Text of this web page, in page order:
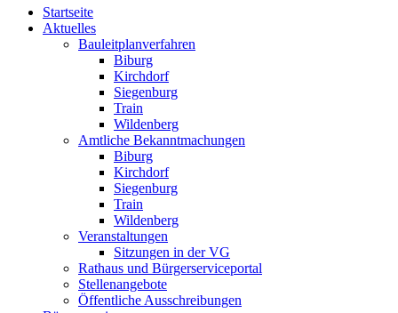
Startseite
Aktuelles
Bauleitplanverfahren
Biburg
Kirchdorf
Siegenburg
Train
Wildenberg
Amtliche Bekanntmachungen
Biburg
Kirchdorf
Siegenburg
Train
Wildenberg
Veranstaltungen
Sitzungen in der VG
Rathaus und Bürgerserviceportal
Stellenangebote
Öffentliche Ausschreibungen